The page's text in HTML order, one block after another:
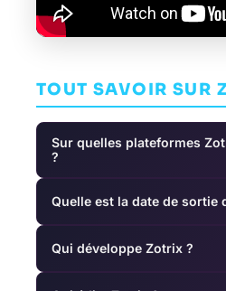
TOUT SAVOIR SUR
Sur quelles plateformes
?
Quelle est la date de sortie
Qui développe Zotrix ?